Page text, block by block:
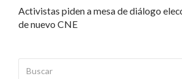
Activistas piden a mesa de diálogo
de nuevo CNE